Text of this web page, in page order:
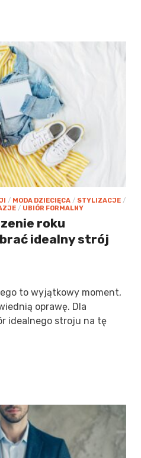
/ MODA DZIECIĘCA / STYLIZACJE /
/ UBIÓR FORMALNY
roku
idealny strój
to wyjątkowy moment,
oprawę. Dla
idealnego stroju na tę